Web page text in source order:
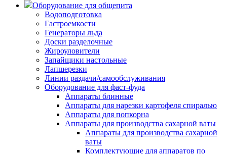
Оборудование для общепита
Водоподготовка
Гастроемкости
Генераторы льда
Доски разделочные
Жироуловители
Запайщики настольные
Лапшерезки
Линии раздачи/самообслуживания
Оборудование для фаст-фуда
Аппараты блинные
Аппараты для нарезки картофеля спиралью
Аппараты для попкорна
Аппараты для производства сахарной ваты
Аппараты для производства сахарной
ваты
Комплектующие для аппаратов по